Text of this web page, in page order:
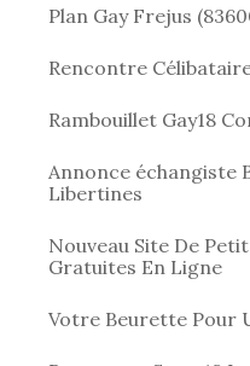
Plan Gay Frejus
Rencontre
Rambouillet Gay18
Annonce échangiste
Libertines
Nouveau Site De
Gratuites En Ligne
Votre Beurette Pour